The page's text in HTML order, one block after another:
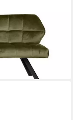
aufstellbar